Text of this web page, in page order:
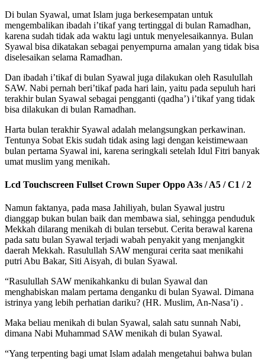
Di bulan Syawal, umat Islam juga berkesempatan untuk
mengembalikan ibadah i’tikaf yang tertinggal di bulan Ramadhan,
karena sudah tidak ada waktu lagi untuk menyelesaikannya. Bulan
Syawal bisa dikatakan sebagai penyempurna amalan yang tidak bisa
diselesaikan selama Ramadhan.
Dan ibadah i’tikaf di bulan Syawal juga dilakukan oleh Rasulullah
SAW. Nabi pernah beri’tikaf pada hari lain, yaitu pada sepuluh hari
terakhir bulan Syawal sebagai pengganti (qadha’) i’tikaf yang tidak
bisa dilakukan di bulan Ramadhan.
Harta bulan terakhir Syawal adalah melangsungkan perkawinan.
Tentunya Sobat Ekis sudah tidak asing lagi dengan keistimewaan
bulan pertama Syawal ini, karena seringkali setelah Idul Fitri banyak
umat muslim yang menikah.
Lcd Touchscreen Fullset Crown Super Oppo A3s / A5 / C1 / 2
Namun faktanya, pada masa Jahiliyah, bulan Syawal justru
dianggap bukan bulan baik dan membawa sial, sehingga penduduk
Mekkah dilarang menikah di bulan tersebut. Cerita berawal karena
pada satu bulan Syawal terjadi wabah penyakit yang menjangkit
daerah Mekkah. Rasulullah SAW mengurai cerita saat menikahi
putri Abu Bakar, Siti Aisyah, di bulan Syawal.
“Rasulullah SAW menikahkanku di bulan Syawal dan
menghabiskan malam pertama denganku di bulan Syawal. Dimana
istrinya yang lebih perhatian dariku? (HR. Muslim, An-Nasa’i) .
Maka beliau menikah di bulan Syawal, salah satu sunnah Nabi,
dimana Nabi Muhammad SAW menikah di bulan Syawal.
“Yang terpenting bagi umat Islam adalah mengetahui bahwa bulan